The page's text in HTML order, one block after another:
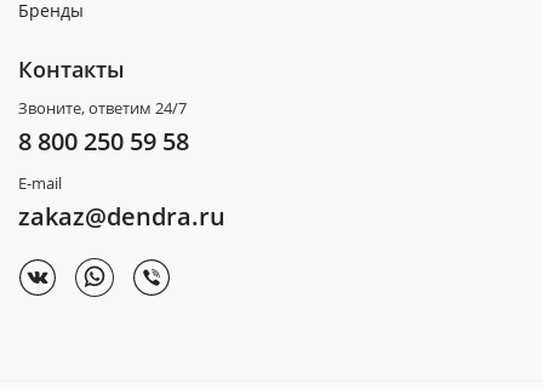
Бренды
Контакты
Звоните, ответим 24/7
8 800 250 59 58
E-mail
zakaz@dendra.ru